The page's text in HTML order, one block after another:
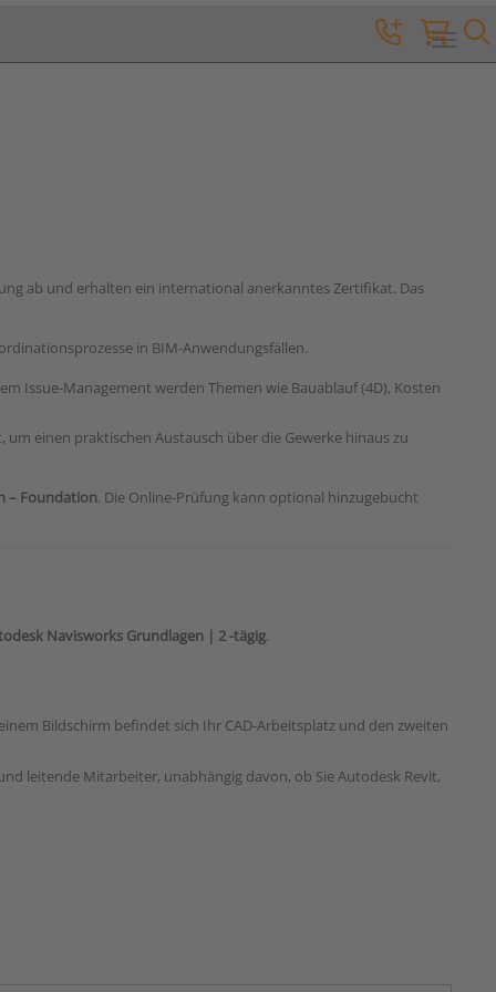
Toggle
ab und erhalten ein international anerkanntes Zertifikat. Das
in BIM-Anwendungsfällen.
Issue-Management werden Themen wie Bauablauf (4D), Kosten
einen praktischen Austausch über die Gewerke hinaus zu
– Foundation. Die Online-Prüfung kann optional hinzugebucht
Navisworks Grundlagen | 2 -tägig.
Bildschirm befindet sich Ihr CAD-Arbeitsplatz und den zweiten
leitende Mitarbeiter, unabhängig davon, ob Sie Autodesk Revit,